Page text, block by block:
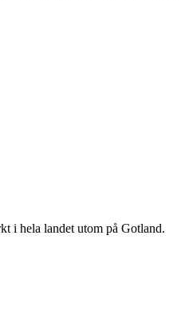
i hela landet utom på Gotland.